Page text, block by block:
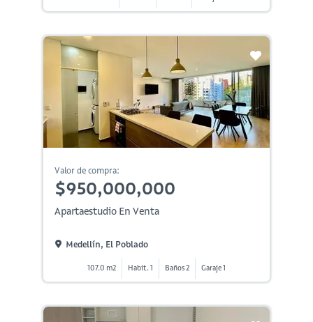
Valor de compra:
$950,000,000
Apartaestudio En Venta
Medellín, El Poblado
107.0 m2 Habit. 1 Baños 2 Garaje 1